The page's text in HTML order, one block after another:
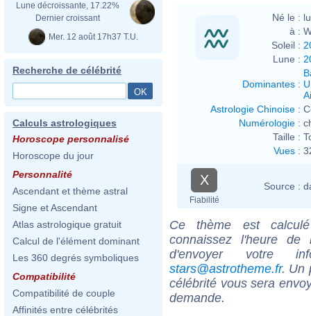
Lune décroissante, 17.22%
Dernier croissant
Mer. 12 août 17h37 T.U.
Recherche de célébrité
Calculs astrologiques
Horoscope personnalisé
Horoscope du jour
Personnalité
Ascendant et thème astral
Signe et Ascendant
Atlas astrologique gratuit
Calcul de l'élément dominant
Les 360 degrés symboliques
Compatibilité
Compatibilité de couple
Affinités entre célébrités
Né le :
à :
Soleil :
Lune :
Dominantes :
Astrologie Chinoise :
Numérologie :
Taille :
Vues :
X
Fiabilité
Source :
Ce thème est
connaissez l'heure de
d'envoyer votre
stars@astrotheme.fr. Un
célébrité vous sera
demande.